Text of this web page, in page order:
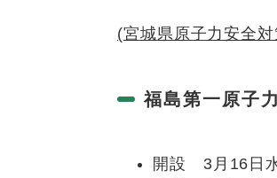
(宮城県原子力安全
福島第一原子
開設 3月16日